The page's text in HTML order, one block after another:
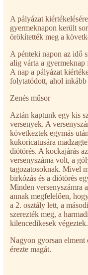
A pályázat
gyermeknapon került
örökítették meg a
A pénteki napon az idő
alig várta a gyermeknap
A nap a pályázat
folytatódott, ahol
Zenés műsor
Aztán kaptunk egy kis
versenyek. A
következtek egymás
kukoricatusára
diótörés. A kockajárás
versenyszáma volt, a
tagozatosoknak. Mivel
birkózás és a diótörés
Minden versenyszámra
annak megfelelően,
a 2. osztály lett, a
szerezték meg, a
kilencedikesek végeztek.
Nagyon gyorsan
érezte magát.